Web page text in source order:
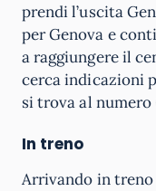
prendi l’uscita
per Genova e
a raggiungere il
cerca indicazioni
si trova al
In treno
Arrivando in treno